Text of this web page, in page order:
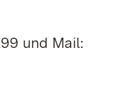
und Mail: